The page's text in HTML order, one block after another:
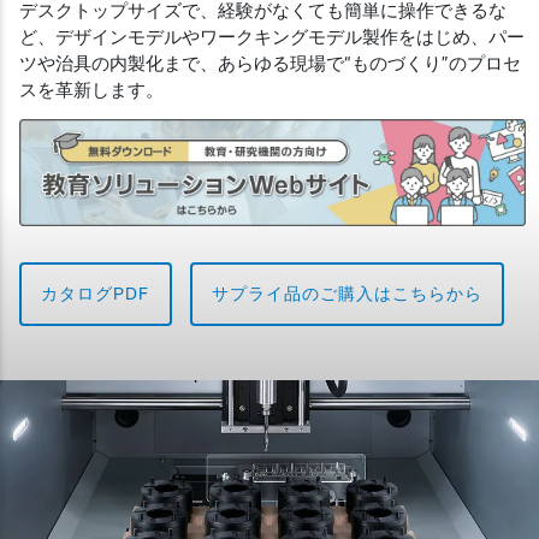
デスクトップサイズで、経験がなくても簡単に操作できるな
ど、デザインモデルやワークキングモデル製作をはじめ、パー
ツや治具の内製化まで、あらゆる現場で“ものづくり”のプロセ
スを革新します。
カタログPDF サプライ品のご購入はこちらから